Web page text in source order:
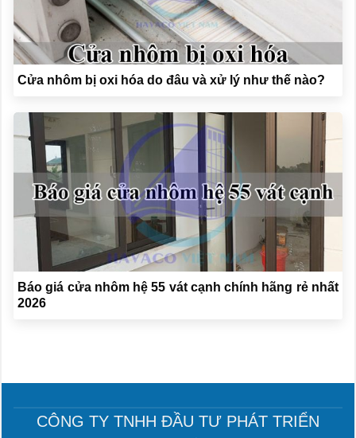
Cửa nhôm bị oxi hóa do đâu và xử lý như thế nào?
Báo giá cửa nhôm hệ 55 vát cạnh chính hãng rẻ nhất
2026
CÔNG TY TNHH ĐẦU TƯ PHÁT TRIỂN